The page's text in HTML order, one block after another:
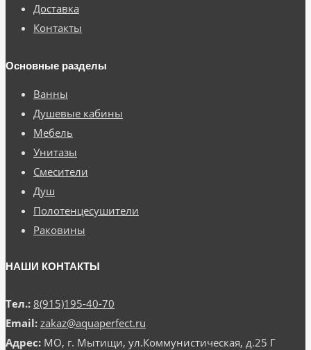
Доставка
Контакты
Основные разделы
Ванны
Душевые кабины
Мебель
Унитазы
Смесители
Душ
Полотенцесушители
Раковины
НАШИ КОНТАКТЫ
Тел.: 8(915)195-40-70
Email: zakaz@aquaperfect.ru
Адрес: МО, г. Мытищи, ул.Коммунистическая, д.25 Г